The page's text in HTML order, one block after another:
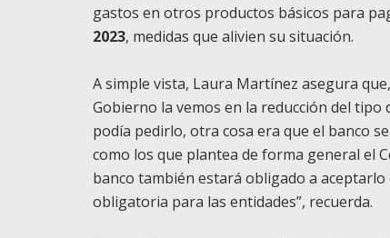
gastos en otros productos básicos para
2023, medidas que alivien su situación.
A simple vista, Laura Martínez asegura
Gobierno la vemos en la reducción del
podía pedirlo, otra cosa era que el banco
como los que plantea de forma general el
banco también estará obligado a aceptarlo
obligatoria para las entidades”, recuerda.